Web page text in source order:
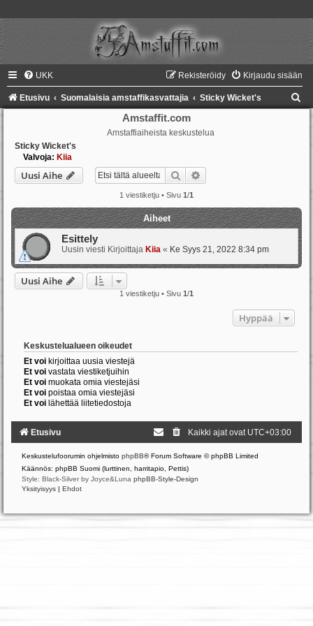
UKK Kirjaudu sisään
Rekisteröidy
Etusivu Suomalaisia amstaffikasvattajia Sticky Wicket's
Amstaffit.com
Amstaffiaiheista keskustelua
Sticky Wicket's
Valvoja: Kiia
Uusi Aihe Etsi
1 viestiketju • Sivu 1/1
Aiheet
Esittely
Uusin viesti Kirjoittaja Kiia « Ke Syys 21, 2022 8:34 pm
Uusi Aihe
1 viestiketju • Sivu 1/1
Hyppää
Keskustelualueen oikeudet
Et voi kirjoittaa uusia viestejä
Et voi vastata viestiketjuihin
Et voi muokata omia viestejäsi
Et voi poistaa omia viestejäsi
Et voi lähettää liitetiedostoja
Etusivu Kaikki ajat ovat UTC+03:00
Keskustelufoorumin ohjelmisto phpBB® Forum Software © phpBB Limited
Käännös: phpBB Suomi (lurttinen, harritapio, Pettis)
Style: Black-Silver by Joyce&Luna phpBB-Style-Design
Yksityisyys | Ehdot